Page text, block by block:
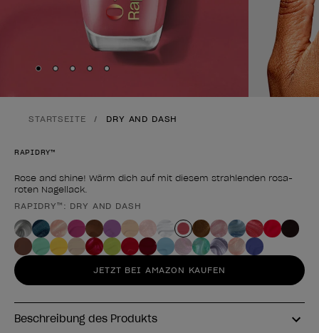
Skip to slide
Skip to slide
Skip to slide
Skip to slide
Skip to slide
STARTSEITE DRY AND DASH
RAPIDRY™
Rose and shine! Wärm dich auf mit diesem strahlenden rosa-
roten Nagellack.
Form des Produkts
RAPIDRY™: DRY AND DASH
JETZT BEI AMAZON KAUFEN
Beschreibung des Produkts